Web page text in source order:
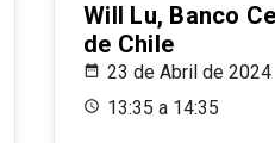
Will Lu, Banco
de Chile
23 de Abril de 2024
13:35 a 14:35